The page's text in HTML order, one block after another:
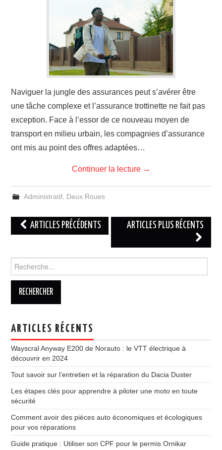
Naviguer la jungle des assurances peut s’avérer être
une tâche complexe et l’assurance trottinette ne fait pas
exception. Face à l’essor de ce nouveau moyen de
transport en milieu urbain, les compagnies d’assurance
ont mis au point des offres adaptées…
Continuer la lecture →
Administratif, Deux Roues
Navigation
des
ARTICLES PRÉCÉDENTS ARTICLES PLUS RÉCENTS
ARTICLES RÉCENTS
Wayscral Anyway E200 de Norauto : le VTT électrique à
découvrir en 2024
Tout savoir sur l’entretien et la réparation du Dacia Duster
Les étapes clés pour apprendre à piloter une moto en toute
sécurité
Comment avoir des pièces auto économiques et écologiques
pour vos réparations
Guide pratique : Utiliser son CPF pour le permis Ornikar